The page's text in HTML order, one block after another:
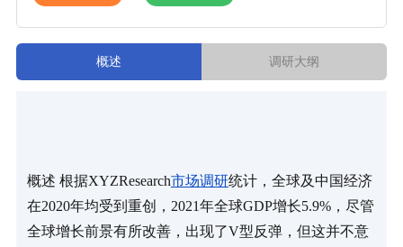
概述 调研大纲
概述 根据XYZResearch市场调研统计，全球及中国经济
在2020年均受到重创，2021年全球GDP增长5.9%，尽管
全球增长前景有所改善，出现了V型反弹，但这并不意